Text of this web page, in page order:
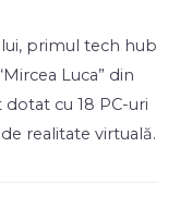
primul tech hub
Luca” din
dotat cu 18 PC-uri
realitate virtuală.